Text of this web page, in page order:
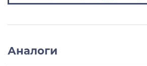
Аналоги